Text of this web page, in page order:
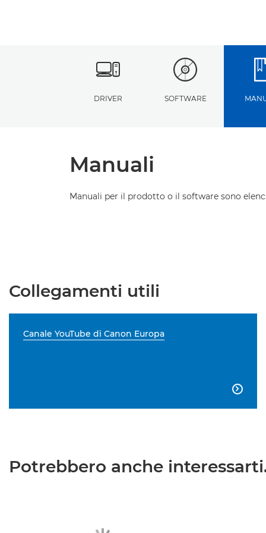
DRIVER SOFTWARE
Manuali
Manuali per il prodotto o il software sono
Collegamenti utili
Canale YouTube di Canon Europa

Potrebbero anche